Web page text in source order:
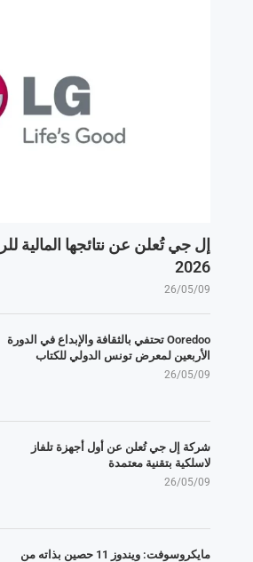
إل جي تُعلن عن نتائجها المالية
2026
26/05/09
Ooredoo تحتفي بالثقافة والإبداع في الدورة
الأربعين لمعرض تونس الدولي للكتاب
26/05/09
شركة إل جي تُعلن عن أول أجهزة تلفاز
لاسلكية بتقنية معتمدة
26/05/09
مايكروسوفت: ويندوز 11 حصين بذاته من